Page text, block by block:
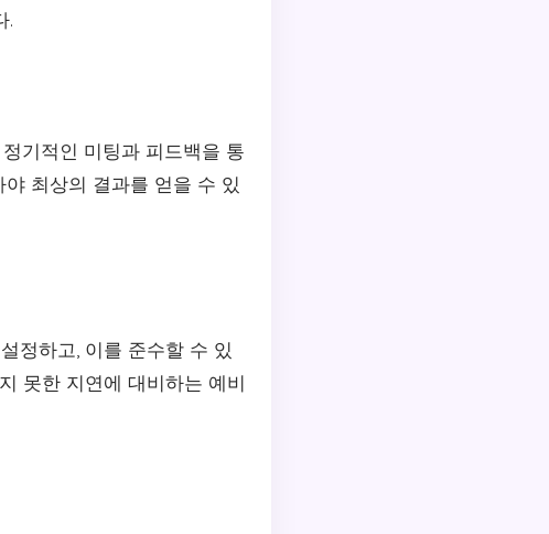
.
기적인 미팅과 피드백을 통
최상의 결과를 얻을 수 있
정하고, 이를 준수할 수 있
못한 지연에 대비하는 예비